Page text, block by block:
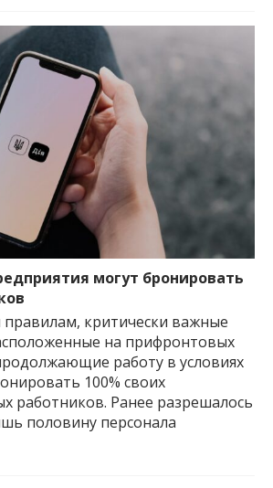
могут бронировать
критически важные
на прифронтовых
работу в условиях
100% своих
работников. Ранее разрешалось
половину персонала